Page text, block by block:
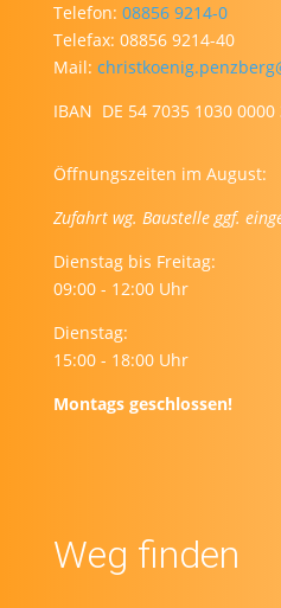
Telefon: 08856 9214-0
Telefax: 08856 9214-40
Mail:
IBAN DE 54 7035 1030 0000
Öffnungszeiten im August:
Zufahrt wg. Baustelle ggf.
Dienstag bis Freitag:
09:00 - 12:00 Uhr
Dienstag:
15:00 - 18:00 Uhr
Montags geschlossen!
Weg finden